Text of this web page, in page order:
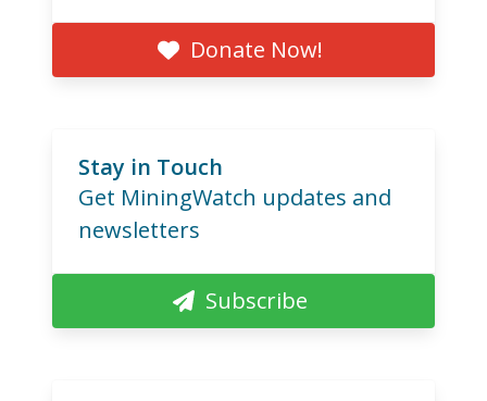
Donate Now!
Stay in Touch
Get MiningWatch updates and
newsletters
Subscribe